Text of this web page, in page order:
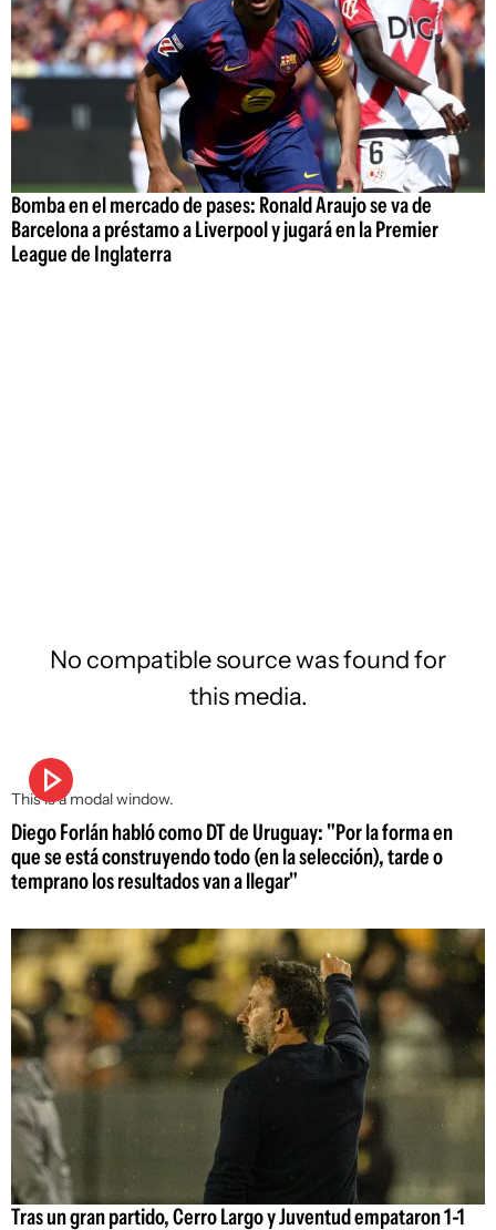
Bomba en el mercado de pases: Ronald Araujo se va de
Barcelona a préstamo a Liverpool y jugará en la Premier
League de Inglaterra
This is a modal window.
No compatible source was found for
this media.
Diego Forlán habló como DT de Uruguay: "Por la forma en
que se está construyendo todo (en la selección), tarde o
temprano los resultados van a llegar"
Tras un gran partido, Cerro Largo y Juventud empataron 1-1